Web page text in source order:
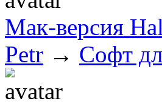
Мак-версия
Petr → Софт